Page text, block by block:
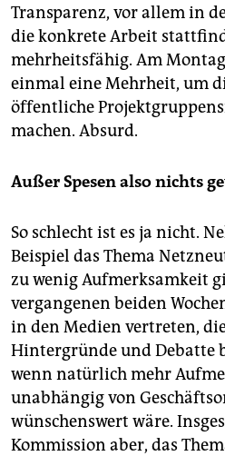
Transparenz, vor allem in
die konkrete Arbeit
mehrheitsfähig. Am
einmal eine Mehrheit, um
öffentliche
machen. Absurd.
Außer Spesen also nichts
So schlecht ist es ja nicht.
Beispiel das Thema
zu wenig Aufmerksamkeit
vergangenen beiden
in den Medien vertreten,
Hintergründe und Debatte
wenn natürlich mehr
unabhängig von
wünschenswert wäre.
Kommission aber, das